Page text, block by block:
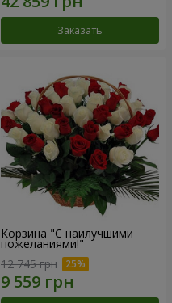
Заказать
Корзина "С наилучшими
пожеланиями!"
12 745 грн